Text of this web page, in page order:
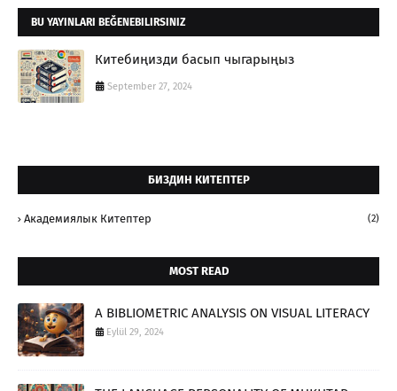
BU YAYINLARI BEĞENEBILIRSINIZ
Китебиңизди басып чыгарыңыз
September 27, 2024
БИЗДИН КИТЕПТЕР
Академиялык Китептер (2)
MOST READ
A BIBLIOMETRIC ANALYSIS ON VISUAL LITERACY
Eylül 29, 2024